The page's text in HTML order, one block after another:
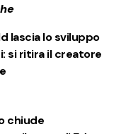
lascia lo sviluppo
si ritira il creatore
chiude